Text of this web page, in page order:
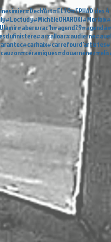
#Dech'Art#ELSO#EPHAD des
#Loctudy#MichèleOHAROKI#Morlaix
#aberwrac'h#agend29#agenda
#arzalloar#audierne
#carhaix#carrefourd'artistes
#céramiques#douarnenez